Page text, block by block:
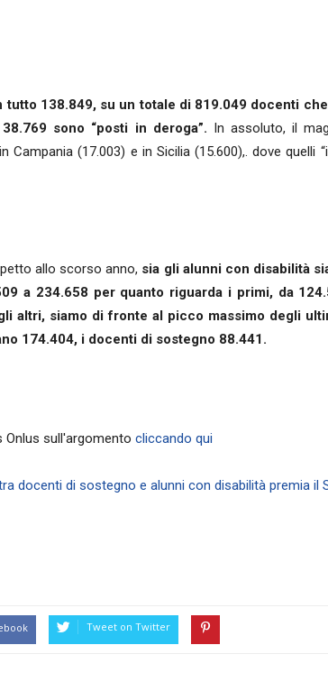
138.849, su un totale di 819.049 docenti
sono “posti in deroga”.
In assoluto, il
(17.003) e in Sicilia (15.600),. dove quelli
allo scorso anno, sia gli alunni con disabilità
a 234.658 per quanto riguarda i primi, da
altri, siamo di fronte al picco massimo degli
174.404, i docenti di sostegno 88.441.
sull'argomento cliccando qui
docenti di sostegno e alunni con disabilità premia il
Tweet on Twitter